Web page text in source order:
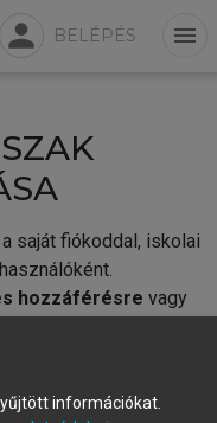
person BELÉPÉS menu
saját fiókoddal, iskolai
hozzáférésre vagy
új fiókot.
információkat.